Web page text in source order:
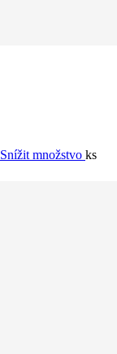
Snížit množstvo ks